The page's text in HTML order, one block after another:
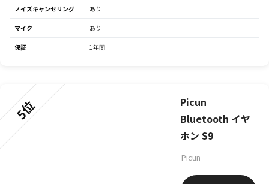
ノイズキャンセリング あり
マイク あり
保証 1年間
5位
Picun
Bluetooth イヤ
ホン S9
Picun